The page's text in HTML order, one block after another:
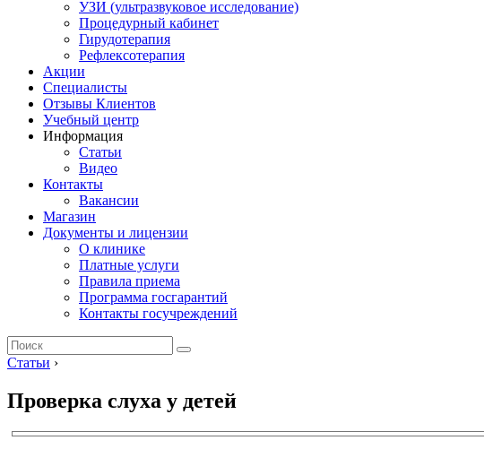
УЗИ (ультразвуковое исследование)
Процедурный кабинет
Гирудотерапия
Рефлексотерапия
Акции
Специалисты
Отзывы Клиентов
Учебный центр
Информация
Статьи
Видео
Контакты
Вакансии
Магазин
Документы и лицензии
О клинике
Платные услуги
Правила приема
Программа госгарантий
Контакты госучреждений
Статьи ›
Проверка слуха у детей